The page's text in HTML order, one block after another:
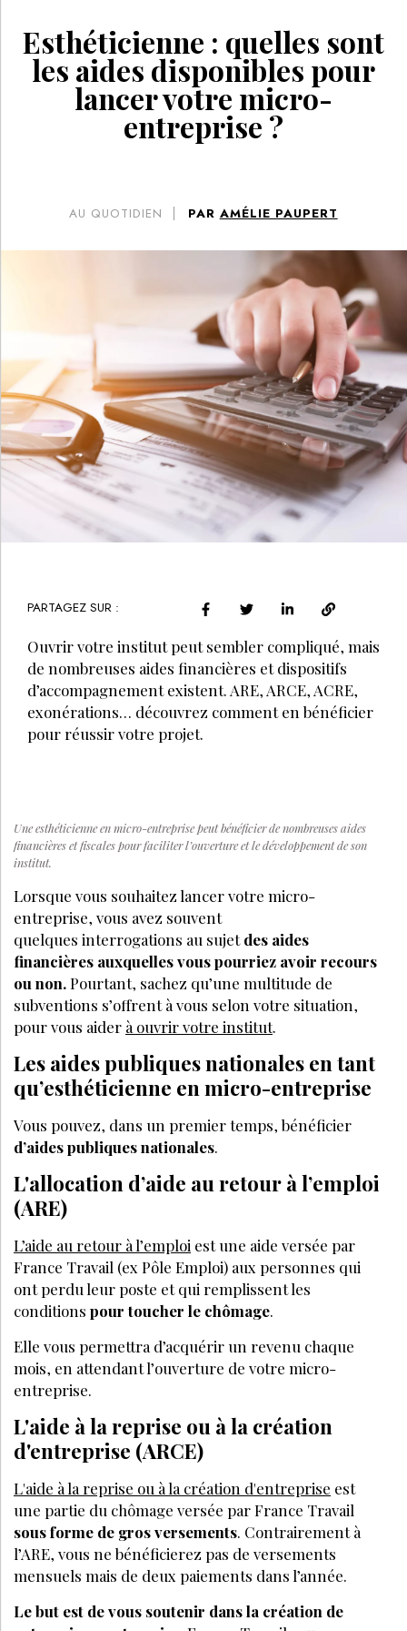
Esthéticienne : quelles sont
les aides disponibles pour
lancer votre micro-
entreprise ?
AU QUOTIDIEN PAR AMÉLIE PAUPERT
PARTAGEZ SUR :
Ouvrir votre institut peut sembler compliqué, mais
de nombreuses aides financières et dispositifs
d’accompagnement existent. ARE, ARCE, ACRE,
exonérations… découvrez comment en bénéficier
pour réussir votre projet.
Une esthéticienne en micro-entreprise peut bénéficier de nombreuses aides
financières et fiscales pour faciliter l’ouverture et le développement de son
institut.
Lorsque vous souhaitez lancer votre micro-
entreprise, vous avez souvent
quelques interrogations au sujetdes aides
financières auxquelles vous pourriez avoir recours
ou non.Pourtant, sachez qu’une multitude de
subventions s’offrent à vous selon votre situation,
pour vous aider à ouvrir votre institut.
Les aides publiques nationales en tant
qu’esthéticienne en micro-entreprise
Vous pouvez, dans un premier temps, bénéficier
d’aides publiques nationales.
L'allocation d’aide au retour à l’emploi
(ARE)
L’aide au retour à l’emploi est une aide versée par
France Travail (ex Pôle Emploi) aux personnes qui
ont perdu leur poste et qui remplissent les
conditions pour toucher le chômage.
Elle vous permettra d’acquérir un revenu chaque
mois, en attendant l’ouverture de votre micro-
entreprise.
L'aide à la reprise ou à la création
d'entreprise (ARCE)
L'aide à la reprise ou à la création d'entreprise est
une partie du chômage versée par France Travail
sous forme de gros versements. Contrairement à
l’ARE, vous ne bénéficierez pas de versements
mensuels mais de deux paiements dans l’année.
Le but est de vous soutenir dans la création de